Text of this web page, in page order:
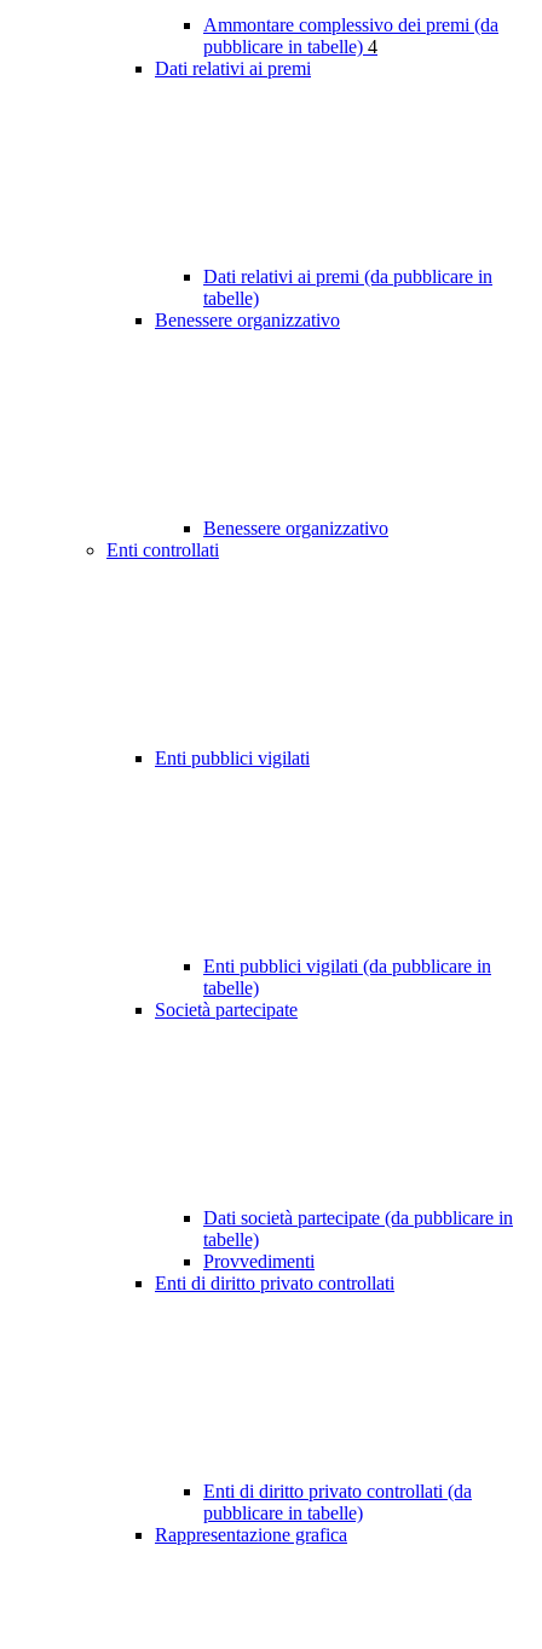
Ammontare complessivo dei premi (da
pubblicare in tabelle) 4
Dati relativi ai premi
Dati relativi ai premi (da pubblicare in
tabelle)
Benessere organizzativo
Benessere organizzativo
Enti controllati
Enti pubblici vigilati
Enti pubblici vigilati (da pubblicare in
tabelle)
Società partecipate
Dati società partecipate (da pubblicare in
tabelle)
Provvedimenti
Enti di diritto privato controllati
Enti di diritto privato controllati (da
pubblicare in tabelle)
Rappresentazione grafica